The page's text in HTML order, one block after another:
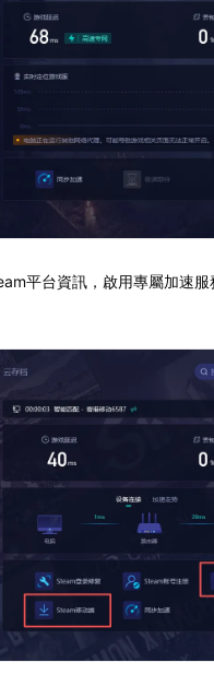
平台資訊，啟用專屬加速服